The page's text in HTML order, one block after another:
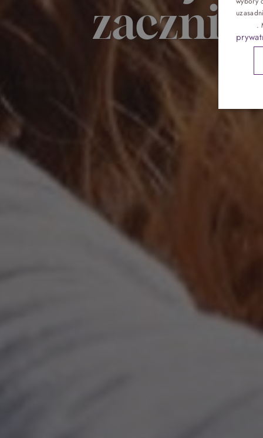
Pokoje
Gastronomia
Atrakcje
Galeria
Kontakt
zacznij
.